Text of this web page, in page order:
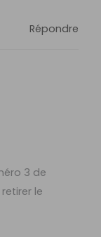
Répondre
3 de
le